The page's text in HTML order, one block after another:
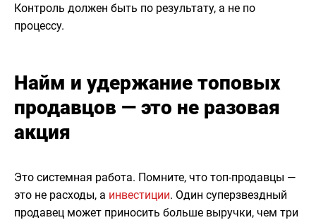
Контроль должен быть по результату, а не по
процессу.
Найм и удержание топовых
продавцов — это не разовая
акция
Это системная работа. Помните, что топ-продавцы —
это не расходы, а инвестиции. Один суперзвездный
продавец может приносить больше выручки, чем три